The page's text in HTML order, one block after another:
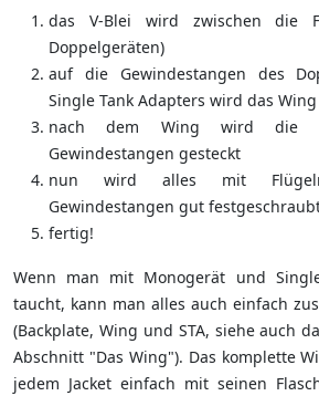
das V-Blei wird zwischen die
Doppelgeräten)
auf die Gewindestangen des
Single Tank Adapters wird das
nach dem Wing wird die
Gewindestangen gesteckt
nun wird alles mit
Gewindestangen gut
fertig!
Wenn man mit Monogerät und
taucht, kann man alles auch einfach
(Backplate, Wing und STA, siehe auch
Abschnitt "Das Wing"). Das komplette
jedem Jacket einfach mit seinen